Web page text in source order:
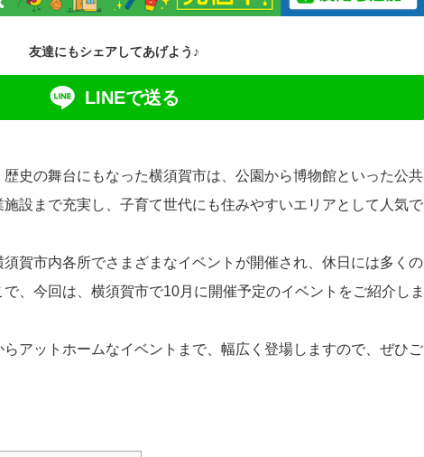
友達にもシェアしてあげよう♪
LINEで送る
史の舞台にもなった横須賀市は、公園から博物館といった公共
設まで充実し、子育て世代にも住みやすいエリアとして人気で
賀市内各所でさまざまなイベントが開催され、休日には多くの
、今回は、横須賀市で10月に開催予定のイベントをご紹介しま
アットホームなイベントまで、幅広く登場しますので、ぜひご